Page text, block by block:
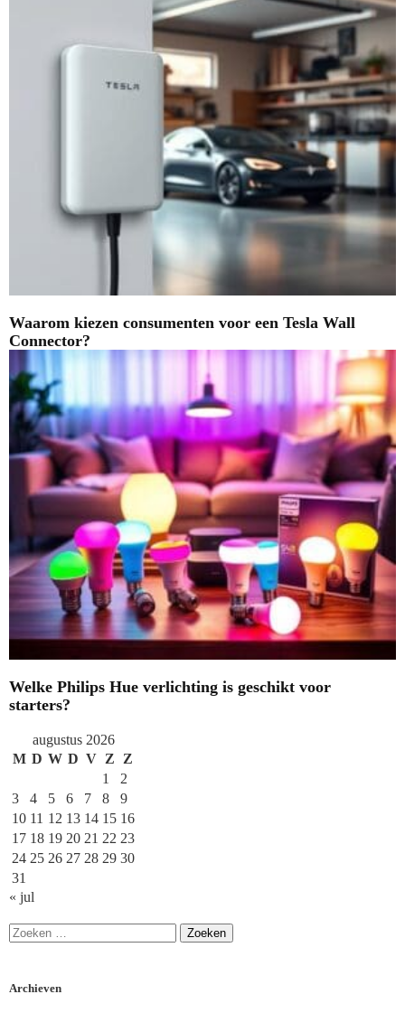
Waarom kiezen consumenten voor een Tesla Wall
Connector?
Welke Philips Hue verlichting is geschikt voor
starters?
augustus 2026
M D W D V Z
Z
1
2
3
4 5 6 7 8
9
10 11 12 13 14 15 16
17 18 19 20 21 22 23
24 25 26 27 28 29 30
31
« jul
Archieven